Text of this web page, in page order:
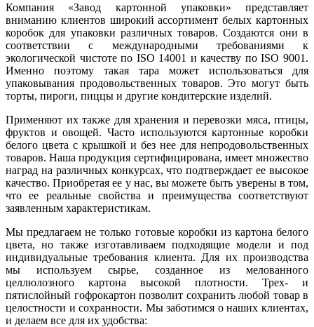
Компания «Завод картонной упаковки» представляет
вниманию клиентов широкий ассортимент белых картонных
коробок для упаковки различных товаров. Создаются они в
соответствии с международными требованиями к
экологической чистоте по ISO 14001 и качеству по ISO 9001.
Именно поэтому такая тара может использоваться для
упаковывания продовольственных товаров. Это могут быть
торты, пироги, пиццы и другие кондитерские изделий.
Применяют их также для хранения и перевозки мяса, птицы,
фруктов и овощей. Часто используются картонные коробки
белого цвета с крышкой и без нее для непродовольственных
товаров. Наша продукция сертифицирована, имеет множество
наград на различных конкурсах, что подтверждает ее высокое
качество. Приобретая ее у нас, вы можете быть уверены в том,
что ее реальные свойства и преимущества соответствуют
заявленным характеристикам.
Мы предлагаем не только готовые коробки из картона белого
цвета, но также изготавливаем подходящие модели и под
индивидуальные требования клиента. Для их производства
мы используем сырье, созданное из мелованного
целлюлозного картона высокой плотности. Трех- и
пятислойный гофрокартон позволит сохранить любой товар в
целостности и сохранности. Мы заботимся о наших клиентах,
и делаем все для их удобства: